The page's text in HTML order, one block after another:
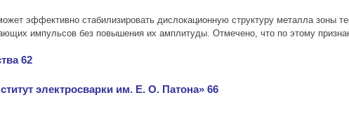
эффективно стабилизировать дислокационную структуру металла зоны
импульсов без повышения их амплитуды. Отмечено, что по этому
62
электросварки им. Е. О. Патона» 66